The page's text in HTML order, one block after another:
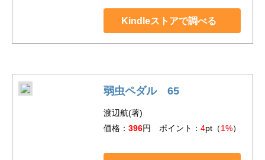
Kindleストアで調べる
弱虫ペダル 65
渡辺航(著)
価格： 396円 ポイント： 4pt（1%）